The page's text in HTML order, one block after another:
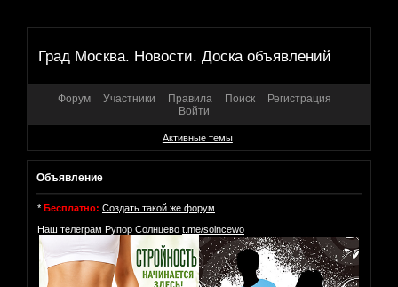
Град Москва. Новости. Доска объявлений
Форум Участники Правила Поиск
Регистрация
Войти
Активные темы
Объявление
* Бесплатно: Создать такой же форум
Наш телеграм Рупор Солнцево t.me/solncewo